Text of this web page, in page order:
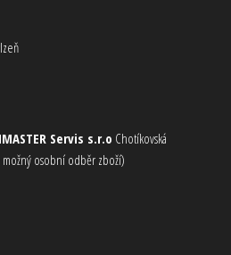
Servis s.r.o Chotíkovská
osobní odběr zboží)